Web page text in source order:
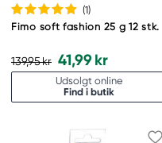
(1)
Fimo soft fashion 25 g 12 stk.
139,95 kr 41,99 kr
Udsolgt online
Find i butik